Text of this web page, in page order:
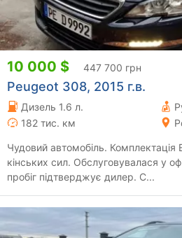
10 000 $ 447 700 грн
Peugeot 308, 2015 г.в.
Дизель 1.6 л.
182 тис. км
Чудовий автомобіль. Комплектація
кінських сил. Обслуговувалася у
пробіг підтверджує дилер. С...